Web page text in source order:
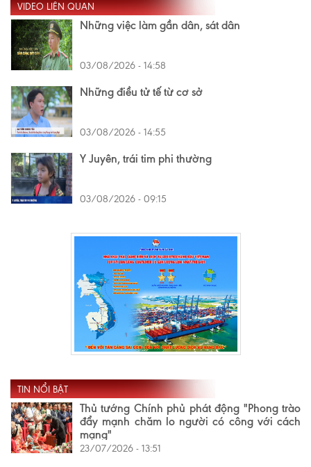
VIDEO LIÊN QUAN
Những việc làm gần dân, sát dân
03/08/2026 - 14:58
Những điều tử tế từ cơ sở
03/08/2026 - 14:55
Y Juyên, trái tim phi thường
03/08/2026 - 09:15
TIN NỔI BẬT
Thủ tướng Chính phủ phát động "Phong trào
đẩy mạnh chăm lo người có công với cách
mạng"
23/07/2026 - 13:51